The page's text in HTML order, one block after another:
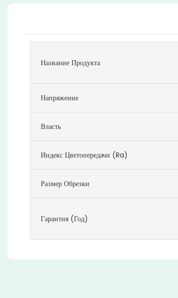
Название Продукта
Напряжение
Власть
Индекс Цветопередачи (Ra)
Размер Обрезки
Гарантия (год)